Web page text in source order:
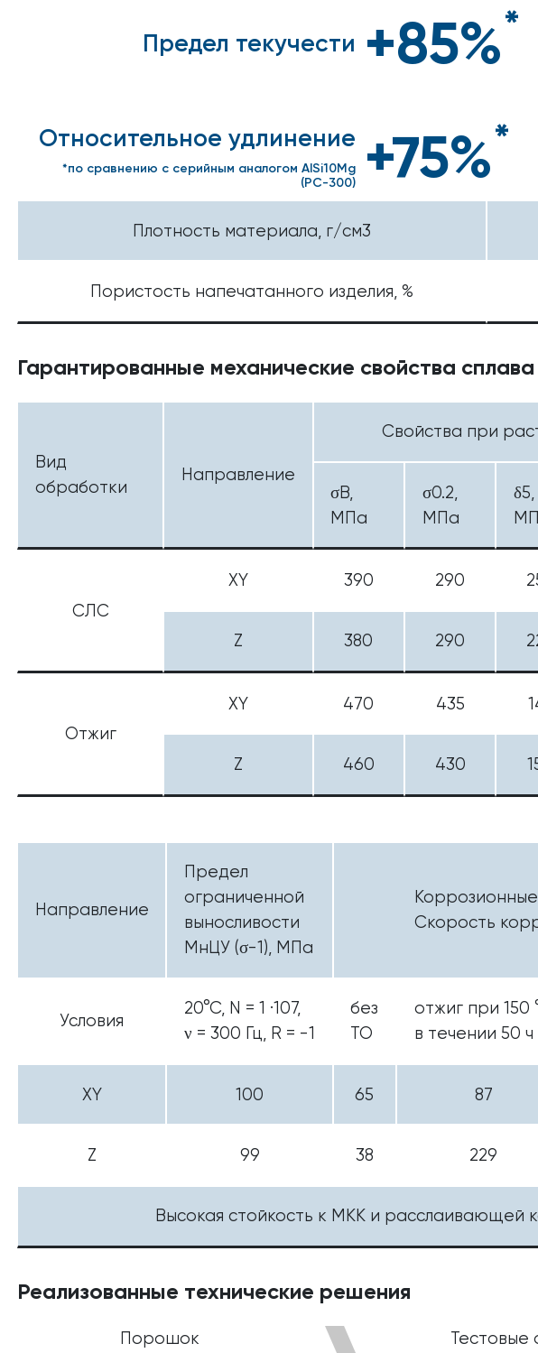
Предел текучести +85%*
Относительное удлинение
*по сравнению с серийным аналогом AlSi10Mg
(РС-300)
+75%*
Плотность материала, г/см3
Пористость напечатанного изделия, %
Гарантированные механические свойства
Вид
обработки
Направление
Свойства при
σB,
МПа
σ0.2,
МПа
δ5,
СЛС
XY 390 290
Z
380 290
Отжиг
XY 470 435
Z
460 430
Направление
Предел
ограниченной
выносливости
МнЦУ (σ-1), МПа
Скорость
Условия
20°С, N = 1 ·107,
ν = 300 Гц, R = -1
без
ТО
отжиг при 150
в течении 50 ч
XY 100 65 87
Z 99 38 229
Высокая стойкость к МКК и расслаивающей
Реализованные технические решения
Порошок Тестовые